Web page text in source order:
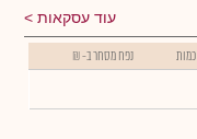
עוד עסקאות
כמות נפח מסחר ב- ₪